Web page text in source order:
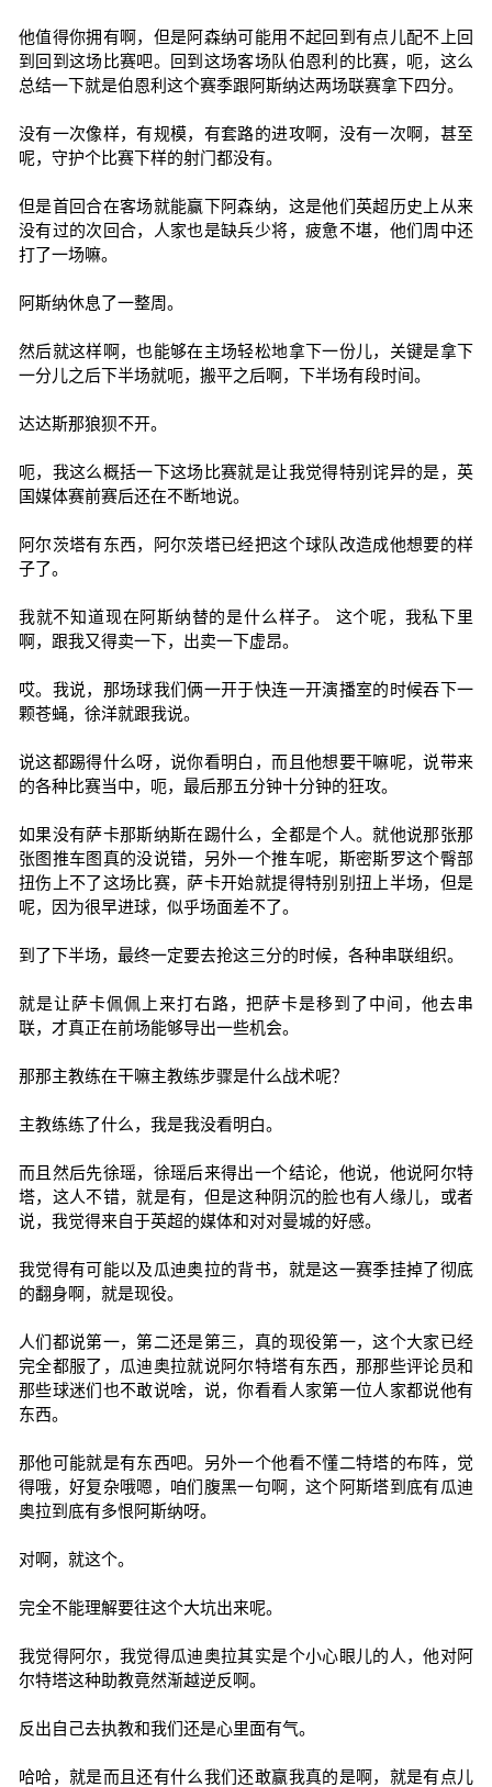
他值得你拥有啊，但是阿森纳可能用不起回到有点儿配不上回
到回到这场比赛吧。回到这场客场队伯恩利的比赛，呃，这么
总结一下就是伯恩利这个赛季跟阿斯纳达两场联赛拿下四分。
没有一次像样，有规模，有套路的进攻啊，没有一次啊，甚至
呢，守护个比赛下样的射门都没有。
但是首回合在客场就能赢下阿森纳，这是他们英超历史上从来
没有过的次回合，人家也是缺兵少将，疲惫不堪，他们周中还
打了一场嘛。
阿斯纳休息了一整周。
然后就这样啊，也能够在主场轻松地拿下一份儿，关键是拿下
一分儿之后下半场就呃，搬平之后啊，下半场有段时间。
达达斯那狼狈不开。
呃，我这么概括一下这场比赛就是让我觉得特别诧异的是，英
国媒体赛前赛后还在不断地说。
阿尔茨塔有东西，阿尔茨塔已经把这个球队改造成他想要的样
子了。
我就不知道现在阿斯纳替的是什么样子。 这个呢，我私下里
啊，跟我又得卖一下，出卖一下虚昂。
哎。我说，那场球我们俩一开于快连一开演播室的时候吞下一
颗苍蝇，徐洋就跟我说。
说这都踢得什么呀，说你看明白，而且他想要干嘛呢，说带来
的各种比赛当中，呃，最后那五分钟十分钟的狂攻。
如果没有萨卡那斯纳斯在踢什么，全都是个人。就他说那张那
张图推车图真的没说错，另外一个推车呢，斯密斯罗这个臀部
扭伤上不了这场比赛，萨卡开始就提得特别别扭上半场，但是
呢，因为很早进球，似乎场面差不了。
到了下半场，最终一定要去抢这三分的时候，各种串联组织。
就是让萨卡佩佩上来打右路，把萨卡是移到了中间，他去串
联，才真正在前场能够导出一些机会。
那那主教练在干嘛主教练步骤是什么战术呢？
主教练练了什么，我是我没看明白。
而且然后先徐瑶，徐瑶后来得出一个结论，他说，他说阿尔特
塔，这人不错，就是有，但是这种阴沉的脸也有人缘儿，或者
说，我觉得来自于英超的媒体和对对曼城的好感。
我觉得有可能以及瓜迪奥拉的背书，就是这一赛季挂掉了彻底
的翻身啊，就是现役。
人们都说第一，第二还是第三，真的现役第一，这个大家已经
完全都服了，瓜迪奥拉就说阿尔特塔有东西，那那些评论员和
那些球迷们也不敢说啥，说，你看看人家第一位人家都说他有
东西。
那他可能就是有东西吧。另外一个他看不懂二特塔的布阵，觉
得哦，好复杂哦嗯，咱们腹黑一句啊，这个阿斯塔到底有瓜迪
奥拉到底有多恨阿斯纳呀。
对啊，就这个。
完全不能理解要往这个大坑出来呢。
我觉得阿尔，我觉得瓜迪奥拉其实是个小心眼儿的人，他对阿
尔特塔这种助教竟然渐越逆反啊。
反出自己去执教和我们还是心里面有气。
哈哈，就是而且还有什么我们还敢赢我真的是啊，就是有点儿